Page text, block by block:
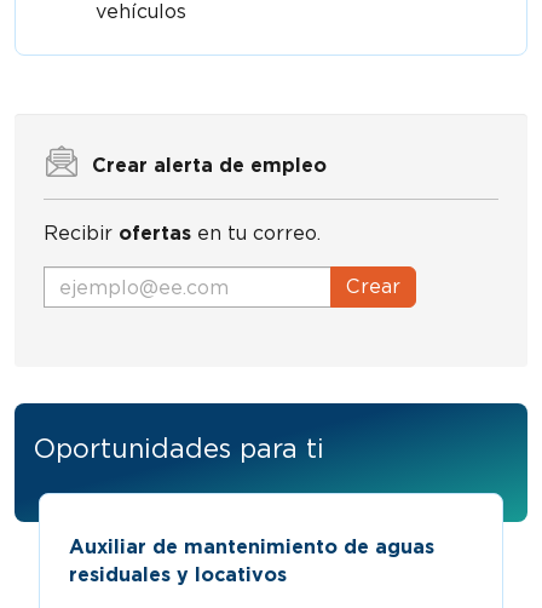
vehículos
Crear alerta de empleo
Recibir ofertas en tu correo.
Crear
Oportunidades para ti
Auxiliar de mantenimiento de aguas
residuales y locativos